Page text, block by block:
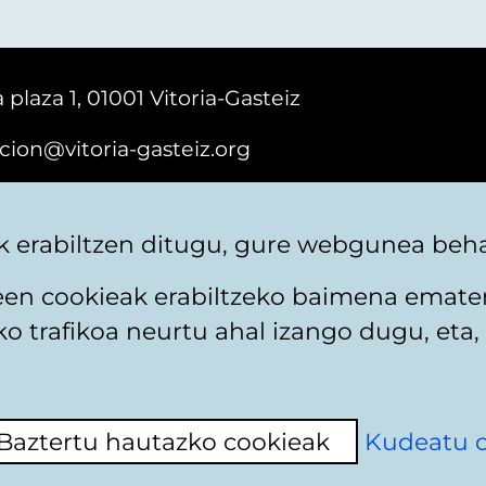
plaza 1, 01001 Vitoria-Gasteiz
gasteiz.org
Erabilerraztasuna
erabiltzen ditugu, gure webgunea
cookieak erabiltzeko baimena
trafikoa neurtu ahal izango dugu,
hautazko cookieak Kudeatu